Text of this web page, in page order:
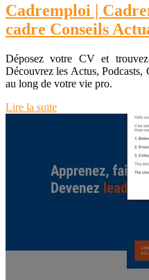
Cadremploi |
cadre Conseils
Déposez votre CV et
Découvrez les Actus, Podcasts,
au long de votre vie pro.
Lire la suite